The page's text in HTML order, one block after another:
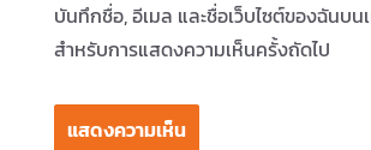
บันทึกชื่อ, อีเมล และชื่อเว็บไซต์ของฉันบน
สำหรับการแสดงความเห็นครั้งถัดไป